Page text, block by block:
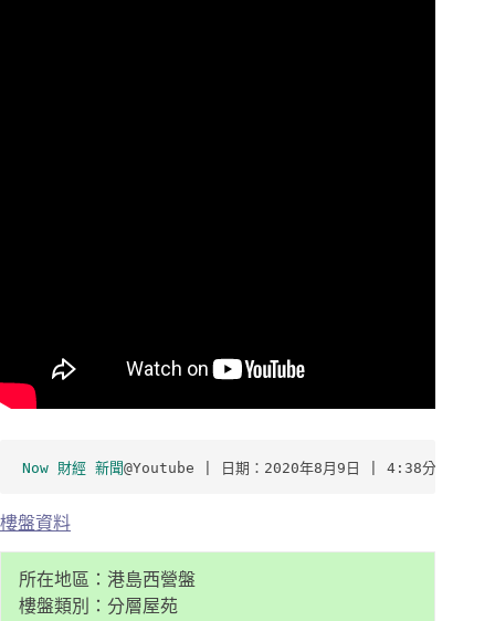
Now 財經 新聞@Youtube | 日期：2020年8月9日 | 4:38分鐘
樓盤資料
所在地區：港島西營盤
樓盤類別：分層屋苑